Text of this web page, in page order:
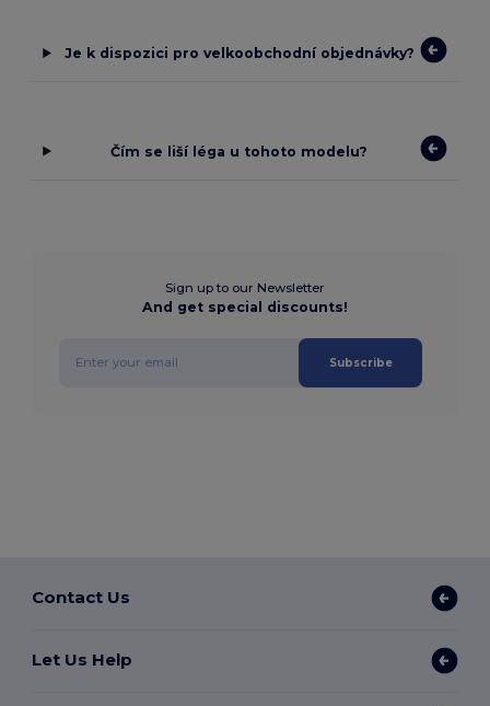
Je k dispozici pro velkoobchodní objednávky?
Čím se liší léga u tohoto modelu?
Sign up to our Newsletter
And get special discounts!
Subscribe
Contact Us
Let Us Help